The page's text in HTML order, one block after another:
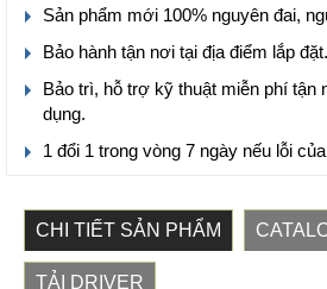
Sản phẩm mới 100% nguyên đai,
Bảo hành tận nơi tại địa điểm lắp đặt.
Bảo trì, hỗ trợ kỹ thuật miễn phí tận
dụng.
1 đổi 1 trong vòng 7 ngày nếu lỗi
CHI TIẾT SẢN PHẨM
TẢI DRIVER